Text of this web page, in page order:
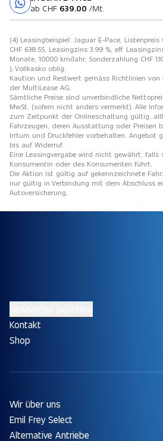
ab CHF 639.00 /Mt.
(4) Leasingbeispiel: Jaguar E-Pace, Listenpreis
CHF 638.55, Leasingzins 3.99 %, eff.
Monate, 10000 km/Jahr, Sonderzahlung CHF
), Vollkasko oblig.
Kaution und Restwert gemäss Richtlinien von
der MultiLease AG.
Sämtliche Preise sind unverbindliche
MwSt. (sofern nicht anders vermerkt). Alle
zum Zeitpunkt der Onlineschaltung gültig,
Fahrzeugen, deren Ausstattung oder Preisen
Irrtum und Druckfehler vorbehalten. Angebot
bis auf Widerruf.
Eine Leasingvergabe wird nicht gewährt, falls
Konsumentin oder des Konsumenten führt.
Die Aktion ist gültig auf gekennzeichnete
nur gültig in Verbindung mit dem Abschluss
Autoversicherung.
Kontakt
Shop
Wir über uns
Emil Frey Select
Alternative Antriebe